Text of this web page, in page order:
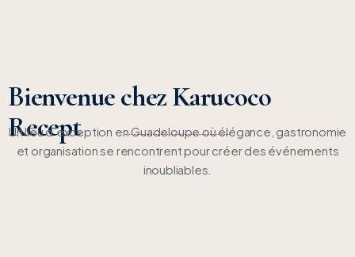
Bienvenue chez Karucoco
Recept
Un lieu d’exception en Guadeloupe où élégance, gastronomie
et organisation se rencontrent pour créer des événements
inoubliables.